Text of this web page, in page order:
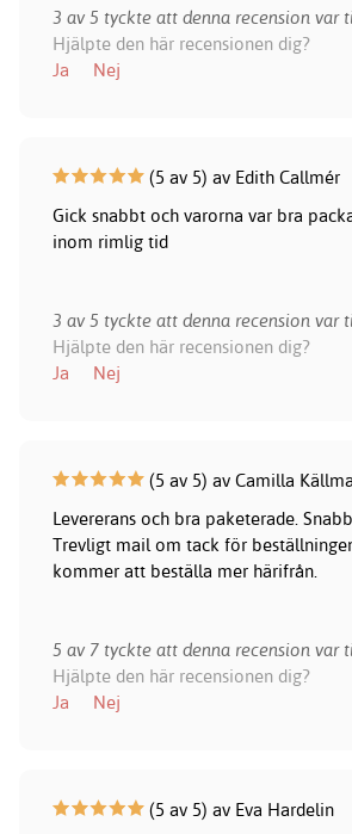
3 av 5 tyckte att denna recension var
Hjälpte den här recensionen dig?
Ja
Nej
(5 av 5) av Edith Callmér
Gick snabbt och varorna var bra
inom rimlig tid
3 av 5 tyckte att denna recension var
Hjälpte den här recensionen dig?
Ja
Nej
(5 av 5) av Camilla
Levererans och bra paketerade.
Trevligt mail om tack för
kommer att beställa mer härifrån.
5 av 7 tyckte att denna recension var
Hjälpte den här recensionen dig?
Ja
Nej
(5 av 5) av Eva Hardelin